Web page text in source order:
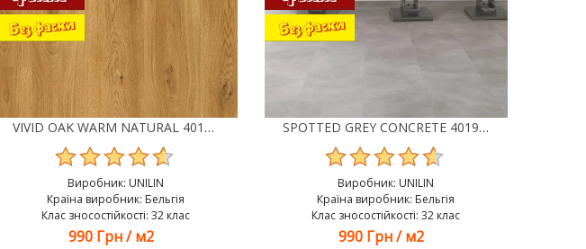
VIVID OAK WARM NATURAL 40192 ВІНІЛ UNILIN CLASSIC PLANK CLICK
Виробник: UNILIN
Країна виробник: Бельгія
Клас зносостійкості: 32 клас
990 Грн /м2
SPOTTED GREY CONCRETE 40196 ВІНІЛ UNILIN CLASSIC PLANK CLICK
Виробник: UNILIN
Країна виробник: Бельгія
Клас зносостійкості: 32 клас
990 Грн /м2